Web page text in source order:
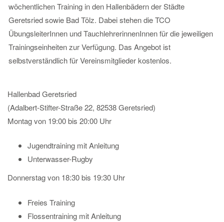
wöchentlichen Training in den Hallenbädern der Städte
Geretsried sowie Bad Tölz. Dabei stehen die TCO
ÜbungsleiterInnen und TauchlehrerinnenInnen für die jeweiligen
Trainingseinheiten zur Verfügung. Das Angebot ist
selbstverständlich für Vereinsmitglieder kostenlos.
Hallenbad Geretsried
(Adalbert-Stifter-Straße 22, 82538 Geretsried)
Montag von 19:00 bis 20:00 Uhr
Jugendtraining mit Anleitung
Unterwasser-Rugby
Donnerstag von 18:30 bis 19:30 Uhr
Freies Training
Flossentraining mit Anleitung